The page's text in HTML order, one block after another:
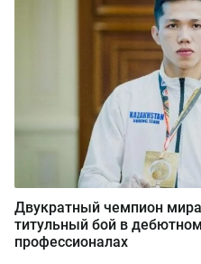
Двукратный чемпион мира
титульный бой в
профессионалах